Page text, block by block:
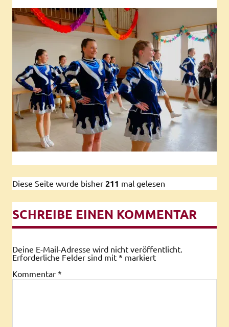
Diese Seite wurde bisher 211 mal gelesen
SCHREIBE EINEN KOMMENTAR
Deine E-Mail-Adresse wird nicht veröffentlicht.
Erforderliche Felder sind mit * markiert
Kommentar *